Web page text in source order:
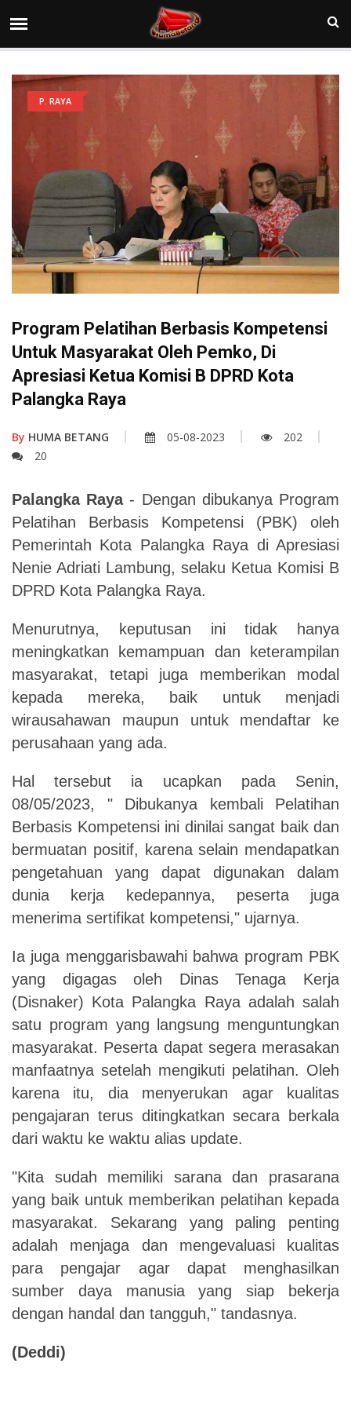
P. RAYA
Program Pelatihan Berbasis Kompetensi
Untuk Masyarakat Oleh Pemko, Di
Apresiasi Ketua Komisi B DPRD Kota
Palangka Raya
By HUMA BETANG 05-08-2023
202
20
Palangka Raya- Dengan dibukanya Program
Pelatihan Berbasis Kompetensi (PBK) oleh
Pemerintah Kota Palangka Raya di Apresiasi
Nenie Adriati Lambung, selaku Ketua Komisi B
DPRD Kota Palangka Raya.
Menurutnya, keputusan ini tidak hanya
meningkatkan kemampuan dan keterampilan
masyarakat, tetapi juga memberikan modal
kepada mereka, baik untuk menjadi
wirausahawan maupun untuk mendaftar ke
perusahaan yang ada.
Hal tersebut ia ucapkan pada Senin,
08/05/2023, " Dibukanya kembali Pelatihan
Berbasis Kompetensi ini dinilai sangat baik dan
bermuatan positif, karena selain mendapatkan
pengetahuan yang dapat digunakan dalam
dunia kerja kedepannya, peserta juga
menerima sertifikat kompetensi," ujarnya.
Ia juga menggarisbawahi bahwa program PBK
yang digagas oleh Dinas Tenaga Kerja
(Disnaker) Kota Palangka Raya adalah salah
satu program yang langsung menguntungkan
masyarakat. Peserta dapat segera merasakan
manfaatnya setelah mengikuti pelatihan. Oleh
karena itu, dia menyerukan agar kualitas
pengajaran terus ditingkatkan secara berkala
dari waktu ke waktu alias update.
"Kita sudah memiliki sarana dan prasarana
yang baik untuk memberikan pelatihan kepada
masyarakat. Sekarang yang paling penting
adalah menjaga dan mengevaluasi kualitas
para pengajar agar dapat menghasilkan
sumber daya manusia yang siap bekerja
dengan handal dan tangguh," tandasnya.
(Deddi)